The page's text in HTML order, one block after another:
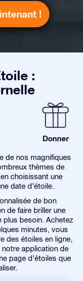
!
:
Donner
de nos magnifiques
thèmes de
choisissant une
date d’étoile.
de bon
de faire briller une
plus besoin. Achetez
minutes, vous
des étoiles en ligne,
application de
page d’étoiles que